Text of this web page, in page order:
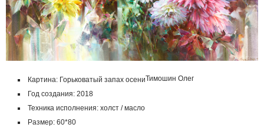
Картина: Горьковатый запах осени
Год создания: 2018
Техника исполнения: холст / масло
Размер: 60*80
Тимошин Олег